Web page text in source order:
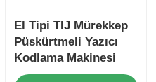
El Tipi TIJ Mürekkep
Püskürtmeli Yazıcı
Kodlama Makinesi
Mini Taşınabilir